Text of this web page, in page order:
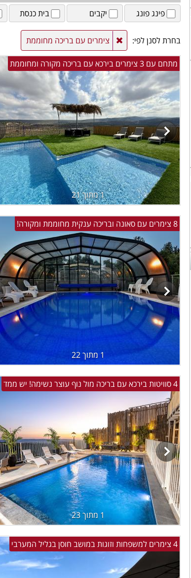
פינג פונג
יקבים בית כנסת
בחרת לסנן לפי: צימרים עם בריכה מחוממת
מתחם עם 3 צימרים בירכא עם בריכה מקורה ומחוממת
1 מתוך 21
8 צימרים עם סאונה ובריכה ענקית מחוממת ומקורה!
1 מתוך 22
4 סוויטות בירכא עם בריכה מול נוף עוצר נשימה! יש ממד
1 מתוך 23
4 צימרים למשפחות וזוגות במושב חוסן בגליל המערבי